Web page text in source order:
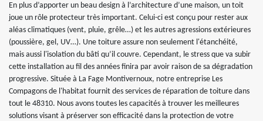
En plus d’apporter un beau design à l’architecture d’une maison, un toit
joue un rôle protecteur très important. Celui-ci est conçu pour rester aux
aléas climatiques (vent, pluie, grêle…) et les autres agressions extérieures
(poussière, gel, UV…). Une toiture assure non seulement l'étanchéité,
mais aussi l'isolation du bâti qu’il couvre. Cependant, le stress que va subir
cette installation au fil des années finira par avoir raison de sa dégradation
progressive. Située à La Fage Montivernoux, notre entreprise Les
Compagons de l'habitat fournit des services de réparation de toiture dans
tout le 48310. Nous avons toutes les capacités à trouver les meilleures
solutions visant à préserver son efficacité dans la protection de votre